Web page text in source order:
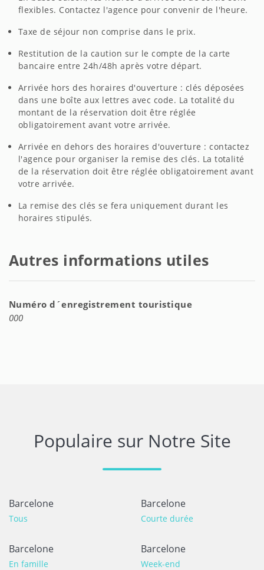
flexibles. Contactez l'agence pour convenir de l'heure.
Taxe de séjour non comprise dans le prix.
Restitution de la caution sur le compte de la carte
bancaire entre 24h/48h après votre départ.
Arrivée hors des horaires d'ouverture : clés déposées
dans une boîte aux lettres avec code. La totalité du
montant de la réservation doit être réglée
obligatoirement avant votre arrivée.
Arrivée en dehors des horaires d'ouverture : contactez
l'agence pour organiser la remise des clés. La totalité
de la réservation doit être réglée obligatoirement avant
votre arrivée.
La remise des clés se fera uniquement durant les
horaires stipulés.
Autres informations utiles
Numéro d´enregistrement touristique
000
Populaire sur Notre Site
Barcelone
Tous
Barcelone
Courte durée
Barcelone
En famille
Barcelone
Week-end